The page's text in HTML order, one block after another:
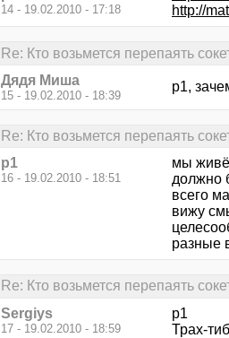
14 - 19.02.2010 - 17:18
http://
Re: Кто возьмется перепаять
Дядя Миша
15 - 19.02.2010 - 18:39
p1,
Re: Кто возьмется перепаять
p1
16 - 19.02.2010 - 18:51
мы
должно
всего
вижу
разные
Re: Кто возьмется перепаять
Sergiys
17 - 19.02.2010 - 18:59
p1
Трах-